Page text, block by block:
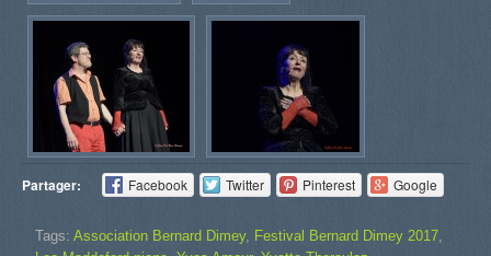
Partager: Facebook Twitter Pinterest Google
Tags: Association Bernard Dimey, Festival Bernard Dimey 2017